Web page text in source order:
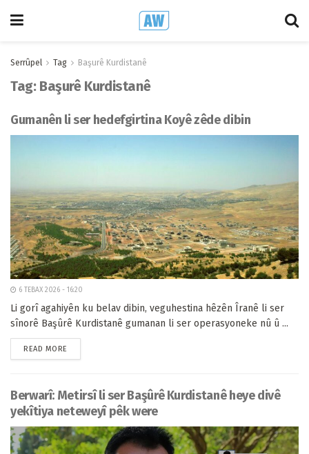
Serrûpel Tag Başurê Kurdistanê
Tag: Başurê Kurdistanê
Gumanên li ser hedefgirtina Koyê zêde dibin
6 TEBAX 2026 - 16:20
Li gorî agahiyên ku belav dibin, veguhestina hêzên Îranê li ser
sînorê Başûrê Kurdistanê gumanan li ser operasyoneke nû û ...
READ MORE
Berwarî: Metirsî li ser Başûrê Kurdistanê heye divê
yekîtiya neteweyî pêk were